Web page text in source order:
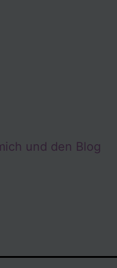
und den Blog